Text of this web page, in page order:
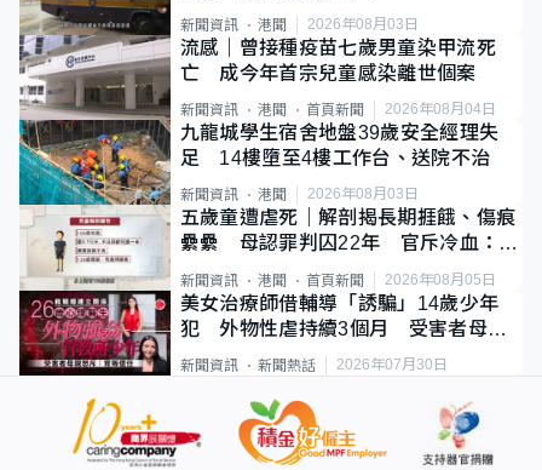
新聞資訊 港聞 2026年08月03日
流感｜曾接種疫苗七歲男童染甲流死
亡 成今年首宗兒童感染離世個案
新聞資訊 港聞 首頁新聞 2026年08月04日
九龍城學生宿舍地盤39歲安全經理失
足 14樓墮至4樓工作台、送院不治
新聞資訊 港聞 2026年08月03日
五歲童遭虐死｜解剖揭長期捱餓、傷痕
纍纍 母認罪判囚22年 官斥冷血：同
類案最惡劣
新聞資訊 港聞 首頁新聞 2026年08月05日
美女治療師借輔導「誘騙」14歲少年
犯 外物性虐持續3個月 受害者母：
要保護其他人
新聞資訊 新聞熱話 2026年07月30日